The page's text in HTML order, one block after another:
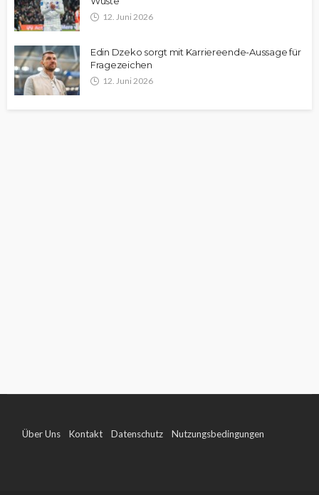
12. Juni 2026
Edin Dzeko sorgt mit Karriereende-Aussage für
Fragezeichen
12. Juni 2026
Über Uns Kontakt Datenschutz Nutzungsbedingungen